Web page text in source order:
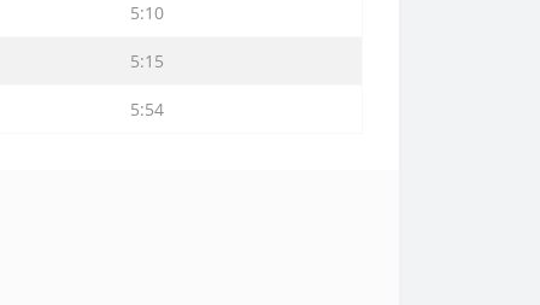
5:10
5:15
5:54